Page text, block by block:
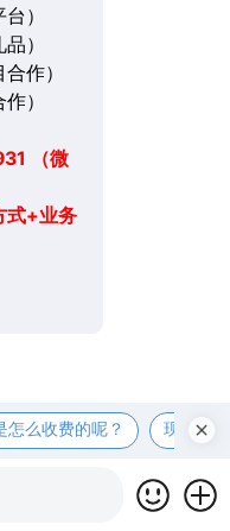
）
）
作）
）
（微
式+业务
怎么收费的呢？ 现在有